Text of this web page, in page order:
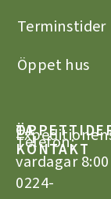
Terminstider
Öppet hus
TA
KONTAKT
Telefon:
0224-
vardagar